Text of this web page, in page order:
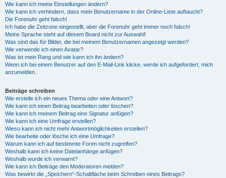
Wie kann ich meine Einstellungen ändern?
Wie kann ich verhindern, dass mein Benutzername in der Online-Liste auftaucht?
Die Forenuhr geht falsch!
Ich habe die Zeitzone eingestellt, aber die Forenuhr geht immer noch falsch!
Meine Sprache steht auf diesem Board nicht zur Auswahl!
Was sind das für Bilder, die bei meinem Benutzernamen angezeigt werden?
Wie verwende ich einen Avatar?
Was ist mein Rang und wie kann ich ihn ändern?
Wenn ich bei einem Benutzer auf den E-Mail-Link klicke, werde ich aufgefordert, mich
anzumelden.
Beiträge schreiben
Wie erstelle ich ein neues Thema oder eine Antwort?
Wie kann ich einen Beitrag bearbeiten oder löschen?
Wie kann ich meinem Beitrag eine Signatur anfügen?
Wie kann ich eine Umfrage erstellen?
Wieso kann ich nicht mehr Antwortmöglichkeiten erstellen?
Wie bearbeite oder lösche ich eine Umfrage?
Warum kann ich auf bestimmte Foren nicht zugreifen?
Weshalb kann ich keine Dateianhänge anfügen?
Weshalb wurde ich verwarnt?
Wie kann ich Beiträge den Moderatoren melden?
Was bewirkt die „Speichern“-Schaltfläche beim Schreiben eines Beitrags?